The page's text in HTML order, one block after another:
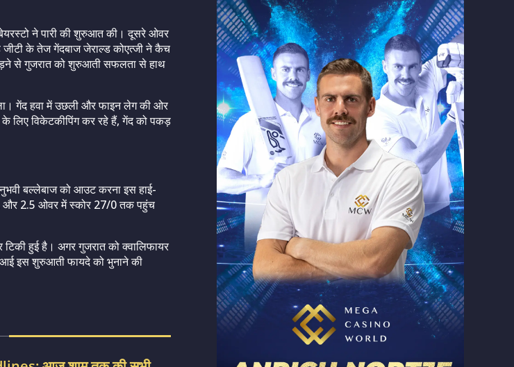
ने पारी की शुरुआत की। दूसरे ओवर
के तेज गेंदबाज जेराल्ड कोएत्जी ने कैच
से गुजरात को शुरुआती सफलता से हाथ
गेंद हवा में उछली और फाइन लेग की ओर
लिए विकेटकीपिंग कर रहे हैं, गेंद को पकड़
बल्लेबाज को आउट करना इस हाई-
और 2.5 ओवर में स्कोर 27/0 तक पहुंच
टिकी हुई है। अगर गुजरात को क्वालिफायर
इस शुरुआती फायदे को भुनाने की